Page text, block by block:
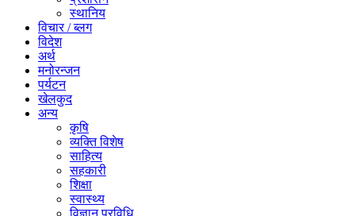
स्थानिय
विचार / ब्लग
विदेश
अर्थ
मनोरन्जन
पर्यटन
खेलकुद
अन्य
कृषि
व्यक्ति विशेष
साहित्य
सहकारी
शिक्षा
स्वास्थ्य
विज्ञान प्रविधि